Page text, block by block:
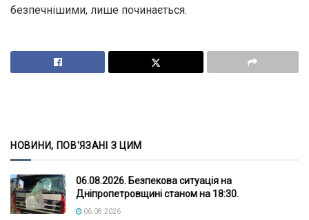
безпечнішими, лише починається.
НОВИНИ, ПОВ'ЯЗАНІ З ЦИМ
06.08.2026. Безпекова ситуація на
Дніпропетровщині станом на 18:30.
06.08.2026